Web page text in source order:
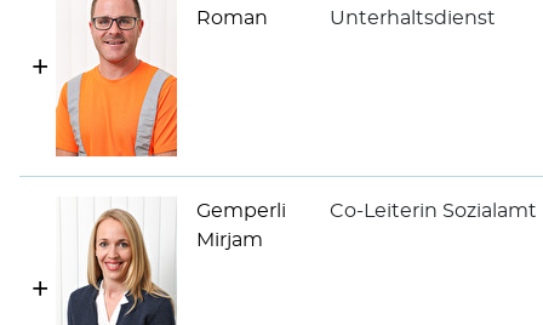
Roman
Unterhaltsdienst
Gemperli
Mirjam
Co-Leiterin Sozialamt